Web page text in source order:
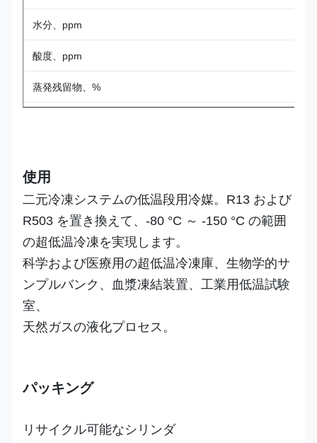
水分、ppm
酸度、ppm
蒸発残留物、%
使用
二元冷凍システムの低温段用冷媒。R13 および
R503 を置き換えて、-80 °C ～ -150 °C の範囲
の超低温冷凍を実現します。
科学および医療用の超低温冷凍庫、生物学的サ
ンプルバンク、血漿凍結装置、工業用低温試験
室、
天然ガスの液化プロセス。
パッキング
リサイクル可能なシリンダ